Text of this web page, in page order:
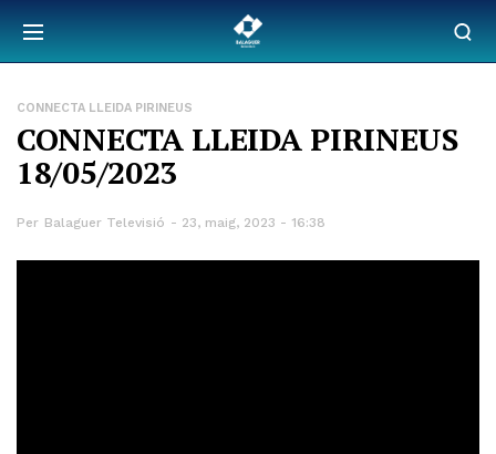
CONNECTA LLEIDA PIRINEUS
CONNECTA LLEIDA PIRINEUS
18/05/2023
Per Balaguer Televisió 23, maig, 2023 - 16:38